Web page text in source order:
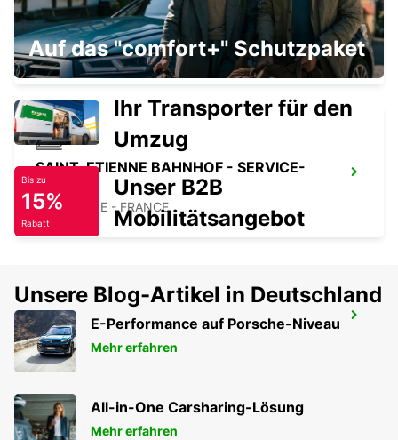
SAINT-ETIENNE
SAINT ETIENNE - FRANCE
SAINT-ETIENNE BAHNHOF - SERVICE-
POINT
ST ETIENNE - FRANCE
MACON LOCHE BAHNHOF
LOCHE - FRANCE
Auf das "comfort+" Schutzpaket
Ihr Transporter für den
Umzug
Bis zu
15%
Rabatt
Unser B2B
Mobilitätsangebot
Unsere Blog-Artikel in Deutschland
E-Performance auf Porsche-Niveau
Mehr erfahren
All-in-One Carsharing-Lösung
Mehr erfahren